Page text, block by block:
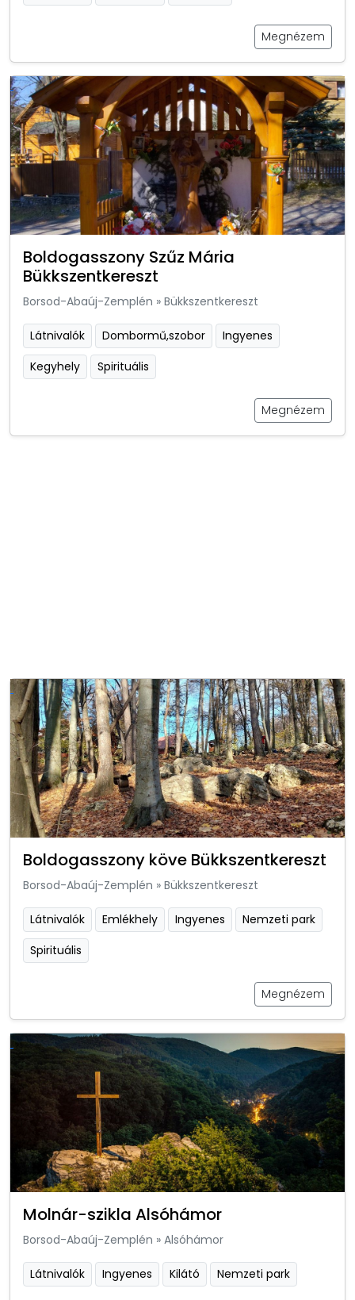
Megnézem
Boldogasszony Szűz Mária
Bükkszentkereszt
Borsod-Abaúj-Zemplén » Bükkszentkereszt
Látnivalók Dombormű,szobor
Ingyenes
Kegyhely
Spirituális
Megnézem
Boldogasszony köve Bükkszentkereszt
Borsod-Abaúj-Zemplén » Bükkszentkereszt
Látnivalók Emlékhely Ingyenes
Nemzeti park
Spirituális
Megnézem
Molnár-szikla Alsóhámor
Borsod-Abaúj-Zemplén » Alsóhámor
Látnivalók Ingyenes Kilátó Nemzeti park